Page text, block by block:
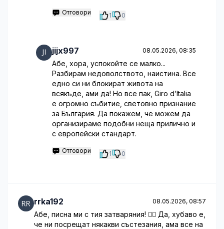
Отговори 1 0
jijx997 08.05.2026, 08:35
Абе, хора, успокойте се малко...
Разбирам недоволството, наистина. Все
едно си ни блокират живота на
всякъде, ами да! Но все пак, Giro d’Italia
е огромно събитие, световно признание
за България. Да покажем, че можем да
организираме подобни неща прилично и
с европейски стандарт.
Отговори 1 0
rrka192 08.05.2026, 08:57
Абе, писна ми с тия затваряния! 🤦‍♀️ Да, хубаво е,
че ни посрещат някакви състезания, ама все на